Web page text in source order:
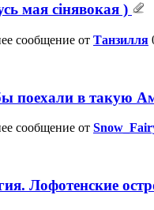
мая сiнявокая )
сообщение от Танзилля
поехали в такую
сообщение от
Лофотенские